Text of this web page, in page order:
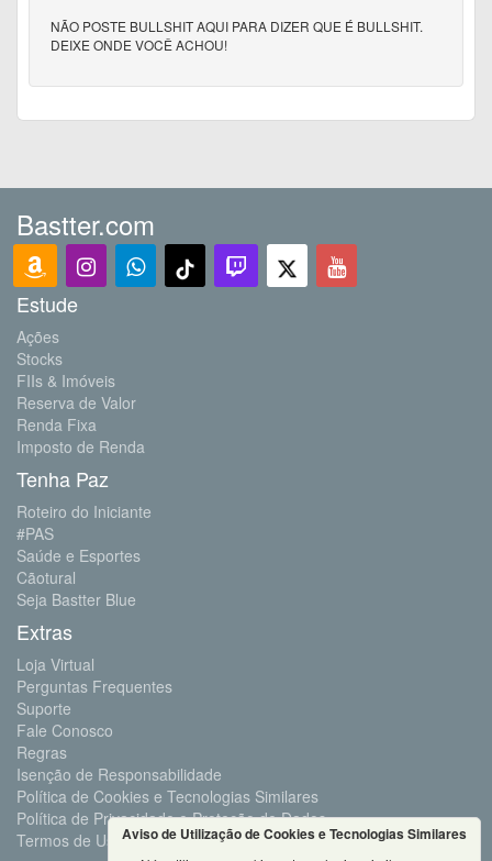
NÃO POSTE BULLSHIT AQUI PARA DIZER QUE É BULLSHIT.
DEIXE ONDE VOCÊ ACHOU!
Bastter.com
Estude
Ações
Stocks
FIIs & Imóveis
Reserva de Valor
Renda Fixa
Imposto de Renda
Tenha Paz
Roteiro do Iniciante
#PAS
Saúde e Esportes
Cãotural
Seja Bastter Blue
Extras
Loja Virtual
Perguntas Frequentes
Suporte
Fale Conosco
Regras
Isenção de Responsabilidade
Política de Cookies e Tecnologias Similares
Política de Privacidade e Proteção de Dados
Termos de UsoAviso de Utilização de Cookies e Tecnologias Similares